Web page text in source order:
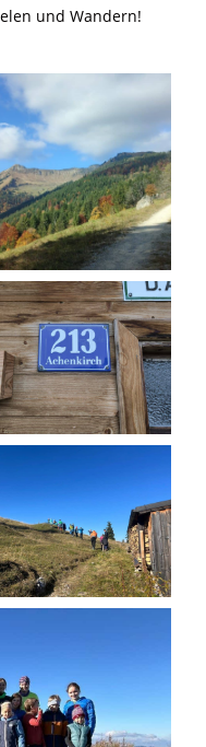
und Wandern!